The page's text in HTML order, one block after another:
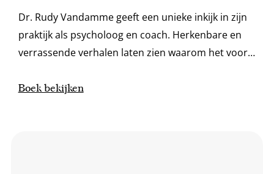
Dr. Rudy Vandamme geeft een unieke inkijk in zijn
praktijk als psycholoog en coach. Herkenbare en
verrassende verhalen laten zien waarom het voor
schakelen.
Boek bekijken